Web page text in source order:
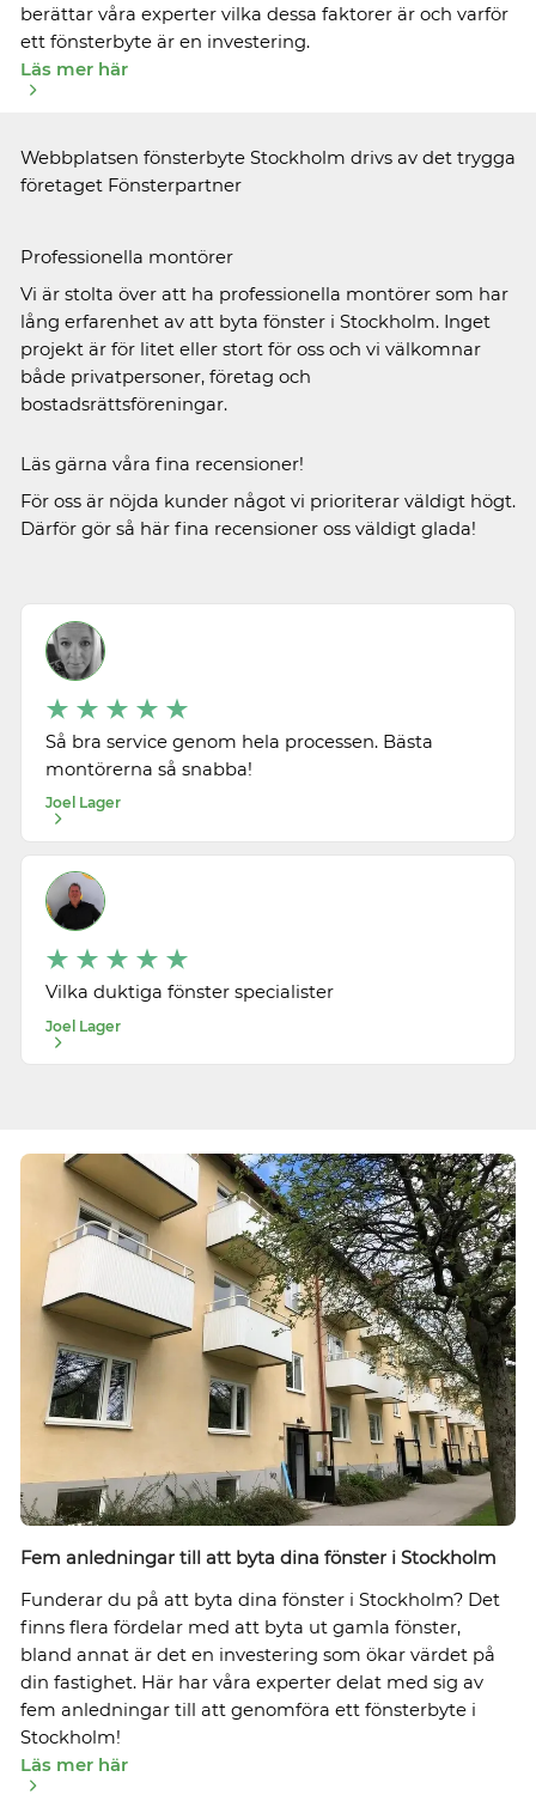
berättar våra experter vilka dessa faktorer är och varför
ett fönsterbyte är en investering.
Läs mer här
Webbplatsen fönsterbyte Stockholm drivs av det trygga
företaget Fönsterpartner
Professionella montörer
Vi är stolta över att ha professionella montörer som har
lång erfarenhet av att byta fönster i Stockholm. Inget
projekt är för litet eller stort för oss och vi välkomnar
både privatpersoner, företag och
bostadsrättsföreningar.
Läs gärna våra fina recensioner!
För oss är nöjda kunder något vi prioriterar väldigt högt.
Därför gör så här fina recensioner oss väldigt glada!
Så bra service genom hela processen. Bästa
montörerna så snabba!
Joel Lager
Vilka duktiga fönster specialister
Joel Lager
Fem anledningar till att byta dina fönster i Stockholm
Funderar du på att byta dina fönster i Stockholm? Det
finns flera fördelar med att byta ut gamla fönster,
bland annat är det en investering som ökar värdet på
din fastighet. Här har våra experter delat med sig av
fem anledningar till att genomföra ett fönsterbyte i
Stockholm!
Läs mer här